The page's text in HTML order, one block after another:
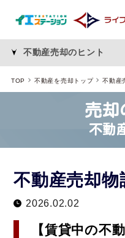
不動産売却のヒント
TOP 不動産を売却トップ 不動産
売却
不動
不動産売却
2026.02.02
【賃貸中の不